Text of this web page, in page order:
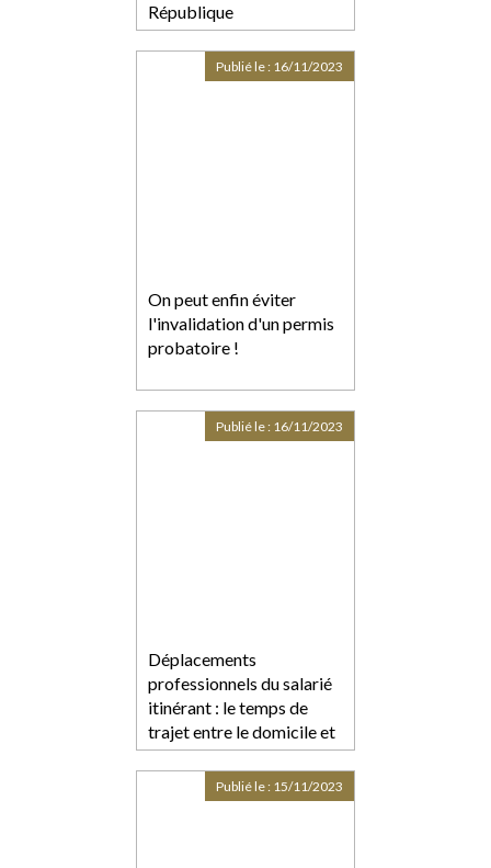
République
On peut enfin éviter
l'invalidation d'un permis
probatoire !
Publié le : 16/11/2023
Déplacements
professionnels du salarié
itinérant : le temps de
trajet entre le domicile et
les sites des clients ne
constitue pas du temps de
travail effectif
Publié le : 16/11/2023
Publié le : 15/11/2023